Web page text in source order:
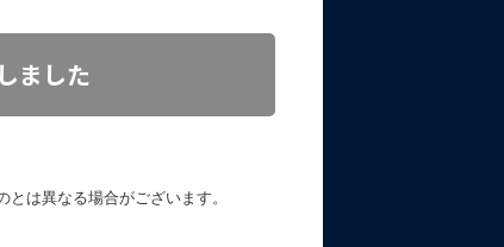
ました
とは異なる場合がございます。